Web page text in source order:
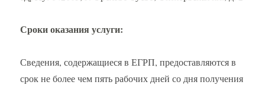
Сроки оказания услуги:
Сведения, содержащиеся в ЕГРП, предоставляются в
срок не более чем пять рабочих дней со дня получения